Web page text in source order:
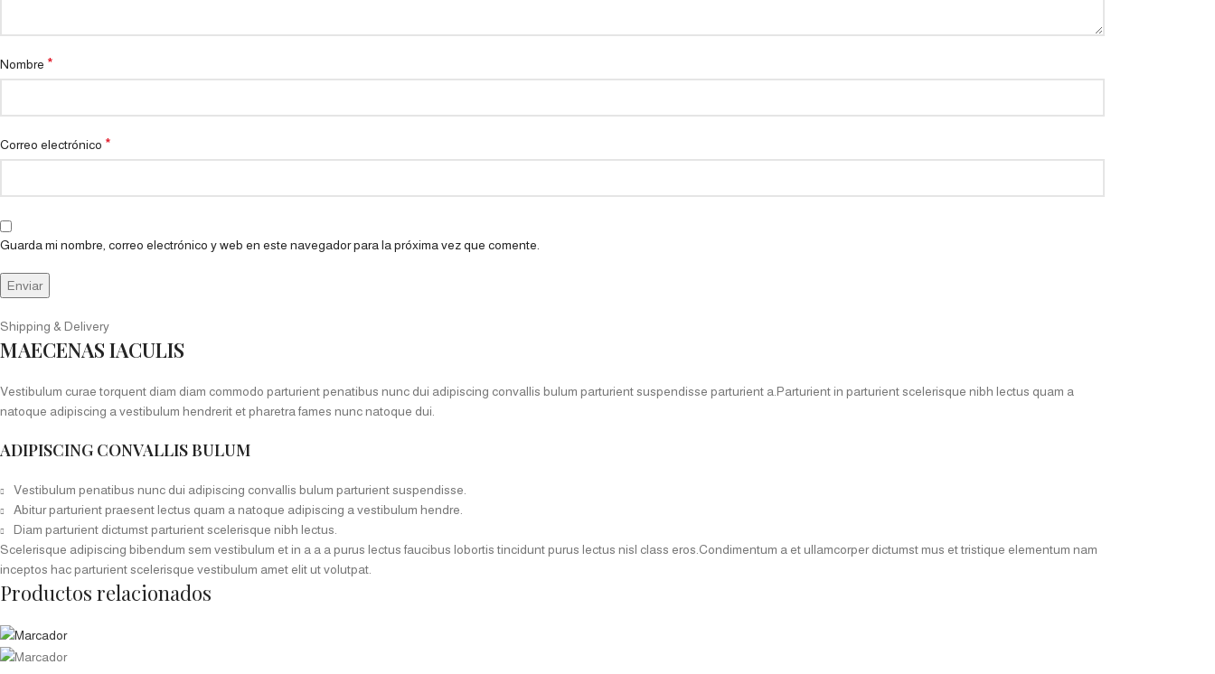
Nombre *
Correo electrónico *
Guarda mi nombre, correo electrónico y web en este navegador para la próxima vez que comente.
Shipping & Delivery
MAECENAS IACULIS
Vestibulum curae torquent diam diam commodo parturient penatibus nunc dui adipiscing convallis bulum parturient suspendisse parturient a.Parturient in parturient scelerisque nibh lectus quam a
natoque adipiscing a vestibulum hendrerit et pharetra fames nunc natoque dui.
ADIPISCING CONVALLIS BULUM
Vestibulum penatibus nunc dui adipiscing convallis bulum parturient suspendisse.
Abitur parturient praesent lectus quam a natoque adipiscing a vestibulum hendre.
Diam parturient dictumst parturient scelerisque nibh lectus.
Scelerisque adipiscing bibendum sem vestibulum et in a a a purus lectus faucibus lobortis tincidunt purus lectus nisl class eros.Condimentum a et ullamcorper dictumst mus et tristique elementum nam
inceptos hac parturient scelerisque vestibulum amet elit ut volutpat.
Productos relacionados